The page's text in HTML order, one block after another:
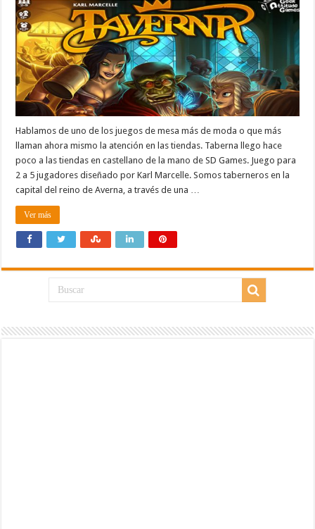
Hablamos de uno de los juegos de mesa más de moda o que más
llaman ahora mismo la atención en las tiendas. Taberna llego hace
poco a las tiendas en castellano de la mano de SD Games. Juego para
2 a 5 jugadores diseñado por Karl Marcelle. Somos taberneros en la
capital del reino de Averna, a través de una …
Ver más